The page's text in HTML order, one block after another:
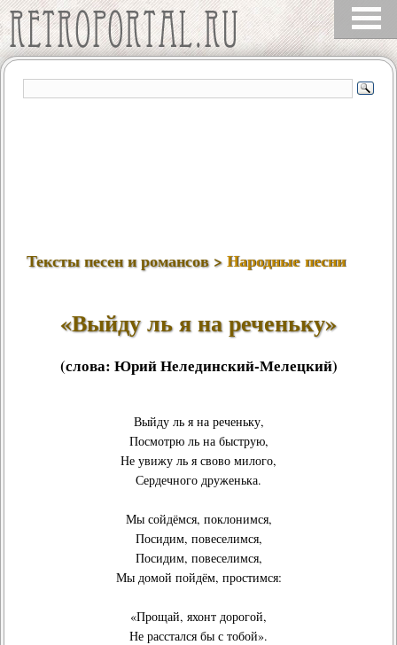
Тексты песен и романсов >Народные песни
«Выйду ль я на реченьку»
(слова: Юрий Нелединский-Мелецкий)
Выйду ль я на реченьку,
Посмотрю ль на быструю,
Не увижу ль я свово милого,
Сердечного друженька.
Мы сойдёмся, поклонимся,
Посидим, повеселимся,
Посидим, повеселимся,
Мы домой пойдём, простимся:
«Прощай, яхонт дорогой,
Не расстался бы с тобой».